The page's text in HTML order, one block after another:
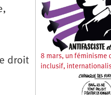
droit
8 mars, un féminisme
inclusif,